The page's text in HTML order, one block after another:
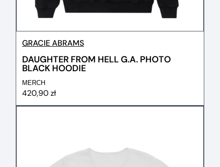
GRACIE ABRAMS
DAUGHTER FROM HELL G.A. PHOTO
BLACK HOODIE
MERCH
420,90 zł